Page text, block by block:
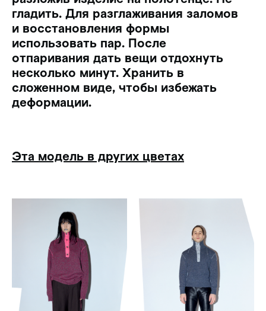
гладить. Для разглаживания заломов
и восстановления формы
использовать пар. После
отпаривания дать вещи отдохнуть
несколько минут. Хранить в
сложенном виде, чтобы избежать
деформации.
Эта модель в других цветах